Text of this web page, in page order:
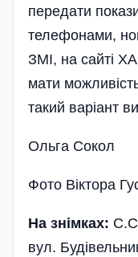
передати
телефонами,
ЗМІ, на сайті
мати
такий варіант
Ольга Сокол
Фото Віктора
На знімках:
вул.